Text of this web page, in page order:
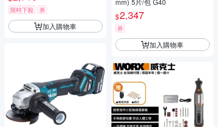
限時下殺
券
加入購物車
mm) 5片/包 G40
$2,347
券
加入購物車